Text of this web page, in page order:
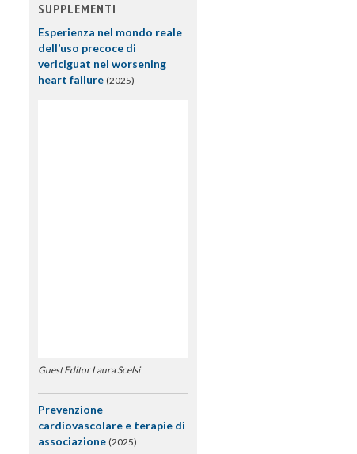
SUPPLEMENTI
Esperienza nel mondo reale
dell’uso precoce di
vericiguat nel worsening
heart failure (2025)
Guest Editor Laura Scelsi
Prevenzione
cardiovascolare e terapie di
associazione (2025)